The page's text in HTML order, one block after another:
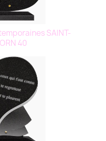
SAINT-
40